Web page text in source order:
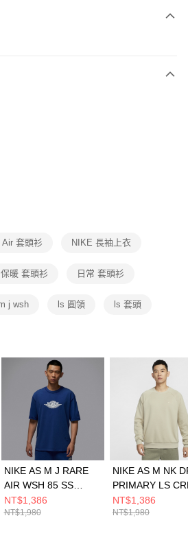
，再付款。
】
享後付」後，將跳轉至「AFTEE先享後付」
繳費通知簡訊。
，點擊此簡訊中的連結，可透過四大超商／
行付款，方視為交易完成。
享後付 」之結帳頁面顯示為準，若有關於
退款等相關疑問，請聯繫「AFTEE先享後付
support/home
公司提供之「AFTEE先享後付」服務完成之交
司。
得法定代理人或監護人之同意方可使用
同意申辦者引起之損失，本公司不負相關責
時，將依據個別帳號之用戶狀況，依本公司即
若仍有額度不足之情形，本公司將視審查結果
使用他人資訊註冊。若發現惡意使用之情形，
停止該用戶之使用額度並採取法律行動。
含以上)免運費
含以上)免運費
含以上)免運費
Air 套頭衫 NIKE 長袖上衣
保暖 套頭衫 日常 套頭衫
j wsh ls 圓領 ls 套頭
NIKE AS M J RARE
AIR WSH 85 SS
CREW 男 短袖上衣
IB3131485
NT$1,386
NT$1,980
NIKE AS M NK
PRIMARY LS
男 圓領套頭衫
FZ0972251
NT$1,386
NT$1,980